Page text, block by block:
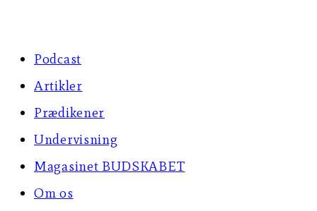
Podcast
Artikler
Prædikener
Undervisning
Magasinet BUDSKABET
Om os